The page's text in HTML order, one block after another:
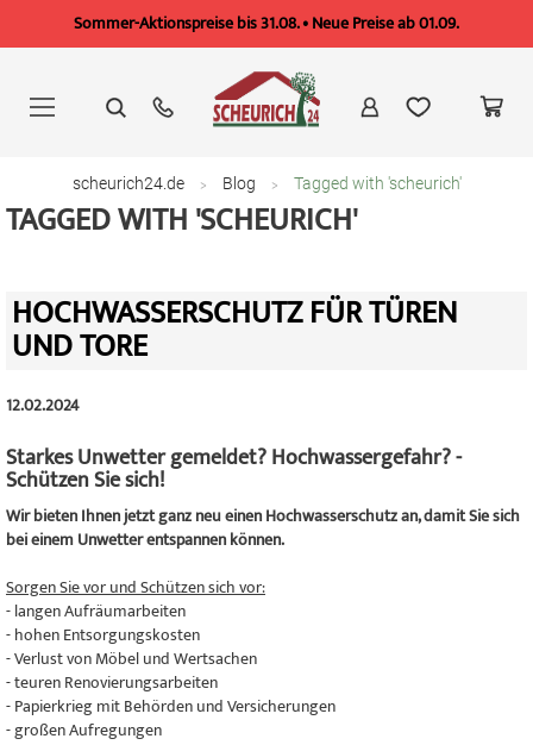
Sommer-Aktionspreise bis 31.08. • Neue Preise ab 01.09.
springen
scheurich24.de Blog Tagged with 'scheurich'
TAGGED WITH 'SCHEURICH'
HOCHWASSERSCHUTZ FÜR TÜREN
UND TORE
12.02.2024
Starkes Unwetter gemeldet? Hochwassergefahr? -
Schützen Sie sich!
Wir bieten Ihnen jetzt ganz neu einen Hochwasserschutz an, damit Sie sich
bei einem Unwetter entspannen können.
Sorgen Sie vor und Schützen sich vor:
- langen Aufräumarbeiten
- hohen Entsorgungskosten
- Verlust von Möbel und Wertsachen
- teuren Renovierungsarbeiten
- Papierkrieg mit Behörden und Versicherungen
- großen Aufregungen